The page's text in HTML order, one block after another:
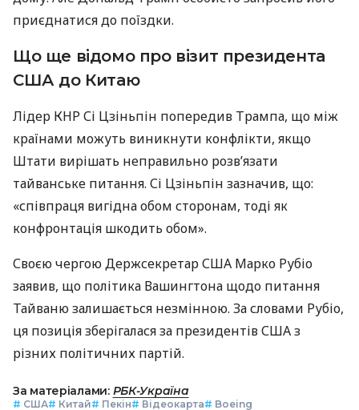
приєднатися до поїздки.
Що ще відомо про візит президента
США до Китаю
Лідер КНР Сі Цзіньпін попередив Трампа, що між
країнами можуть виникнути конфлікти, якщо
Штати вирішать неправильно розв’язати
тайванське питання. Сі Цзіньпін зазначив, що:
«співпраця вигідна обом сторонам, тоді як
конфронтація шкодить обом».
Своєю чергою Держсекретар США Марко Рубіо
заявив, що політика Вашингтона щодо питання
Тайваню залишається незмінною. За словами Рубіо,
ця позиція зберігалася за президентів США з
різних політичних партій.
За матеріалами: РБК-Україна
# США# Китай# Пекін# Відеокарта# Boeing